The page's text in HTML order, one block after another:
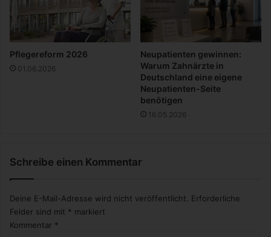
V
d
e
?
Pflegereform 2026
01.06.2026
Neupatienten gewinnen:
Warum Zahnärzte in
Deutschland eine eigene
Neupatienten-Seite
benötigen
16.05.2026
Schreibe einen Kommentar
Deine E-Mail-Adresse wird nicht veröffentlicht.
Erforderliche
Felder sind mit * markiert
Kommentar *